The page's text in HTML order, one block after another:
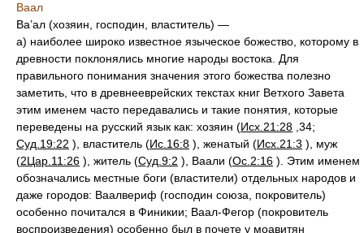
Ваал
Ва’ал (хозяин, господин, властитель) —
а) наиболее широко известное языческое божество, которому в
древности поклонялись многие народы востока. Для
правильного понимания значения этого божества полезно
заметить, что в древнееврейских текстах книг Ветхого Завета
этим именем часто передавались и такие понятия, которые
переведены на русский язык как: хозяин (Исх.21:28 ,34;
Суд.19:22 ), властитель (Ис.16:8 ), женатый (Исх.21:3 ), муж
(2Цар.11:26 ), житель (Суд.9:2 ), Ваали (Ос.2:16 ). Этим именем
обозначались местные боги (властители) отдельных народов и
даже городов: Ваалвериф (господин союза, покровитель)
особенно почитался в Финикии; Ваал-Фегор (покровитель
воспроизведения) особенно был в почете у моавитян